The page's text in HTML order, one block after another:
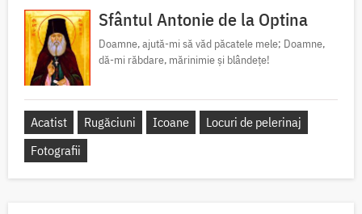
Sfântul Antonie de la Optina
Doamne, ajută-mi să văd păcatele mele; Doamne,
dă-mi răbdare, mărinimie şi blândeţe!
Acatist Rugăciuni Icoane
Locuri de pelerinaj
Fotografii